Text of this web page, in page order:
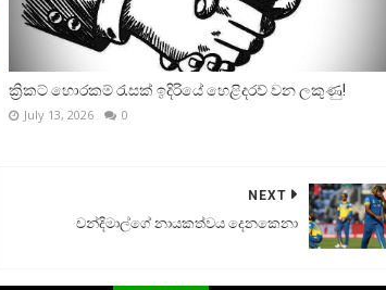
ක්‍රිකට් හොරකම් රැසක් ඉදිරියේ හෙළිදරව් වන ලකුණු!
July 13, 2026 0
NEXT
චන්දිමාල්ගේ නායකත්වය දෙනකෙනා